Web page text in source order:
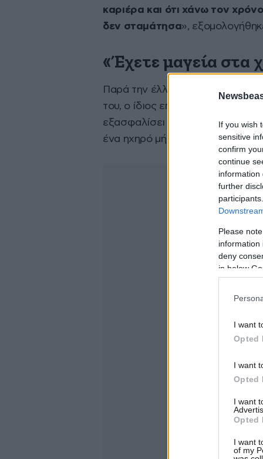
If you wish
sensitive
confirm
continue
information
further
Please
information
deny
in below
I want
Opted
I want
Opted
I want
Opted
I want
of my
καριέρα και ότι χάνω τον
δεν σταμάτησα»,
«Έχετε μαγεία στα
Παρά την έλλειψη οικονομικών
του, ο ίδιος επέλεξε να
εξασφαλίσει το εισιτήριο για
ένα ηχηρό μήνυμα σε όσους